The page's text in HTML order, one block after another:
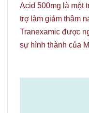
Acid 500mg là một
trợ làm giảm thâm
Tranexamic được
sự hình thành của